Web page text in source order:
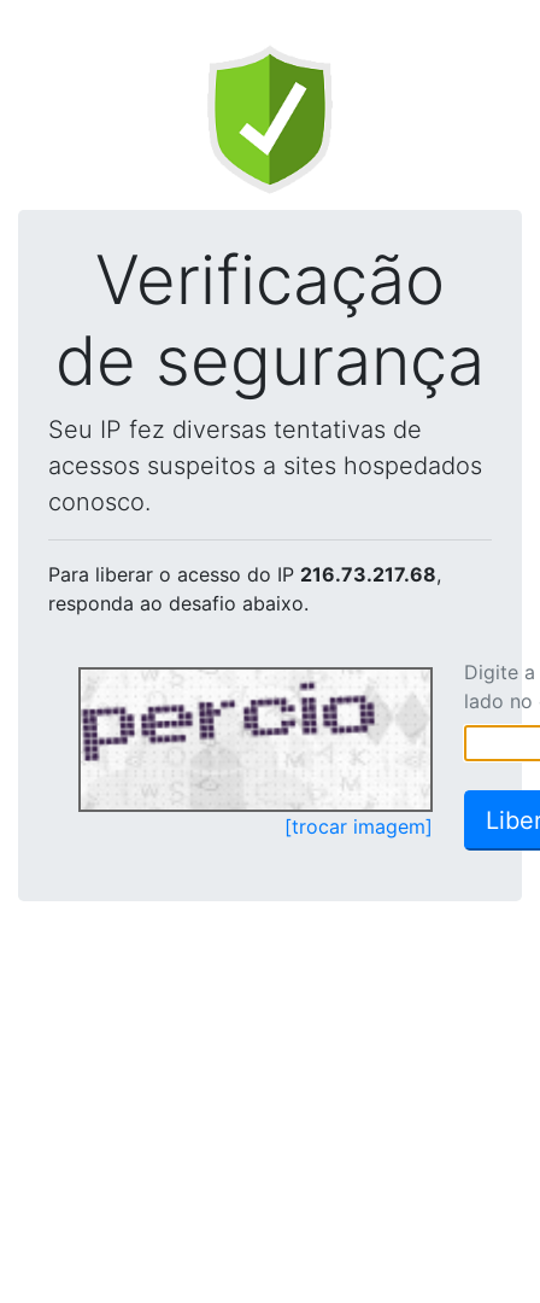
Verificação
de segurança
Seu IP fez diversas tentativas de
acessos suspeitos a sites hospedados
conosco.
Para liberar o acesso do IP 216.73.217.68,
responda ao desafio abaixo.
[trocar imagem]
Digite
lado no